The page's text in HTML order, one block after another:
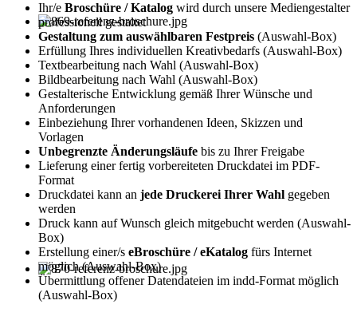
Ihr/e Broschüre / Katalog wird durch unsere Mediengestalter
professionell gestaltet
Gestaltung zum auswählbaren Festpreis (Auswahl-Box)
Erfüllung Ihres individuellen Kreativbedarfs (Auswahl-Box)
Textbearbeitung nach Wahl (Auswahl-Box)
Bildbearbeitung nach Wahl (Auswahl-Box)
Gestalterische Entwicklung gemäß Ihrer Wünsche und
Anforderungen
Einbeziehung Ihrer vorhandenen Ideen, Skizzen und
Vorlagen
Unbegrenzte Änderungsläufe bis zu Ihrer Freigabe
Lieferung einer fertig vorbereiteten Druckdatei im PDF-
Format
Druckdatei kann an jede Druckerei Ihrer Wahl gegeben
werden
Druck kann auf Wunsch gleich mitgebucht werden (Auswahl-
Box)
Erstellung einer/s eBroschüre / eKatalog fürs Internet
möglich (Auswahl-Box)
Übermittlung offener Datendateien im indd-Format möglich
(Auswahl-Box)